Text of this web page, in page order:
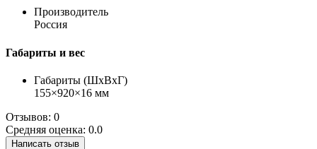
Производитель
Россия
Габариты и вес
Габариты (ШхВхГ)
155×920×16 мм
Отзывов: 0
Средняя оценка: 0.0
Написать отзыв